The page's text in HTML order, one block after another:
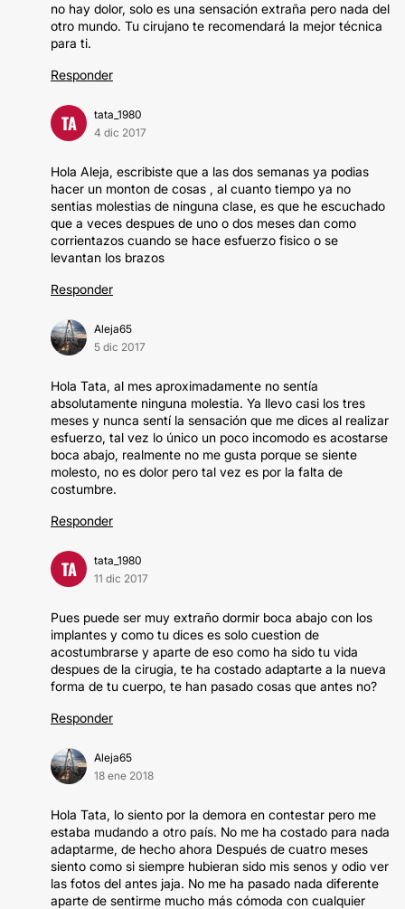
no hay dolor, solo es una sensación extraña pero nada del
otro mundo. Tu cirujano te recomendará la mejor técnica
para ti.
Responder
TA
tata_1980
4 dic 2017
Hola Aleja, escribiste que a las dos semanas ya podias
hacer un monton de cosas , al cuanto tiempo ya no
sentias molestias de ninguna clase, es que he escuchado
que a veces despues de uno o dos meses dan como
corrientazos cuando se hace esfuerzo fisico o se
levantan los brazos
Responder
Aleja65
5 dic 2017
Hola Tata, al mes aproximadamente no sentía
absolutamente ninguna molestia. Ya llevo casi los tres
meses y nunca sentí la sensación que me dices al realizar
esfuerzo, tal vez lo único un poco incomodo es acostarse
boca abajo, realmente no me gusta porque se siente
molesto, no es dolor pero tal vez es por la falta de
costumbre.
Responder
TA
tata_1980
11 dic 2017
Pues puede ser muy extraño dormir boca abajo con los
implantes y como tu dices es solo cuestion de
acostumbrarse y aparte de eso como ha sido tu vida
despues de la cirugia, te ha costado adaptarte a la nueva
forma de tu cuerpo, te han pasado cosas que antes no?
Responder
Aleja65
18 ene 2018
Hola Tata, lo siento por la demora en contestar pero me
estaba mudando a otro país. No me ha costado para nada
adaptarme, de hecho ahora Después de cuatro meses
siento como si siempre hubieran sido mis senos y odio ver
las fotos del antes jaja. No me ha pasado nada diferente
aparte de sentirme mucho más cómoda con cualquier